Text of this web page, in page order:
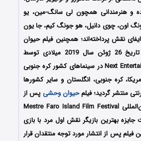
و هنرمندانی همچون لی سانگ-مین، یو
اون، چوی دانیل، هو جونگ کیم، جا یون
نقش پرداخته‌اند؛ همچنین فیلمحیوان
بار در تاریخ 26 ژوئن سال 2019 میلادی توسط
کمپانی Next Entertainment World در سینماهای کشور کره جنوبی
کره جنوبی، انگلستان و سایر کشورها
منتشر گردید؛ فیلمحیوان وحشی پس از
حضور در جشنواره‌ بین‌المللی Mestre Faro Island Film Festival
جایزه بهترین بازیگر نقش اول مرد با بازی
پس از انتشار مورد توجه منتقدان قرار